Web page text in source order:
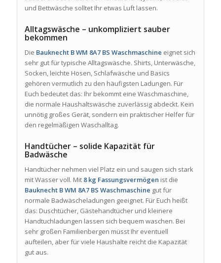
und Bettwäsche solltet Ihr etwas Luft lassen.
Alltagswäsche – unkompliziert sauber
bekommen
Die Bauknecht B WM 8A7 BS Waschmaschine eignet sich
sehr gut für typische Alltagswäsche. Shirts, Unterwäsche,
Socken, leichte Hosen, Schlafwäsche und Basics
gehören vermutlich zu den häufigsten Ladungen. Für
Euch bedeutet das: Ihr bekommt eine Waschmaschine,
die normale Haushaltswäsche zuverlässig abdeckt. Kein
unnötig großes Gerät, sondern ein praktischer Helfer für
den regelmäßigen Waschalltag.
Handtücher – solide Kapazität für
Badwäsche
Handtücher nehmen viel Platz ein und saugen sich stark
mit Wasser voll. Mit 8 kg Fassungsvermögen ist die
Bauknecht B WM 8A7 BS Waschmaschine gut für
normale Badwäscheladungen geeignet. Für Euch heißt
das: Duschtücher, Gästehandtücher und kleinere
Handtuchladungen lassen sich bequem waschen. Bei
sehr großen Familienbergen müsst Ihr eventuell
aufteilen, aber für viele Haushalte reicht die Kapazität
gut aus.